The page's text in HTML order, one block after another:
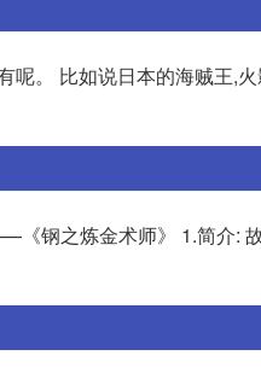
。 比如说日本的海贼王,
钢之炼金术师》 1.简介: